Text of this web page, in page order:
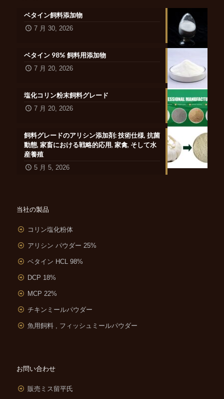
ベタイン飼料添加物
7 月 30, 2026
ベタイン 98% 飼料用添加物
7 月 20, 2026
塩化コリン粉末飼料グレード
7 月 20, 2026
飼料グレードのアリシン添加剤: 技術仕様, 抗菌
動態, 家畜における戦略的応用, 家禽, そして水
産養殖
5 月 5, 2026
当社の製品
コリン塩化粉体
アリシン パウダー 25%
ベタイン HCL 98%
DCP 18%
MCP 22%
チキンミールパウダー
魚用飼料 , フィッシュミールパウダー
お問い合わせ
販売ミス留平氏